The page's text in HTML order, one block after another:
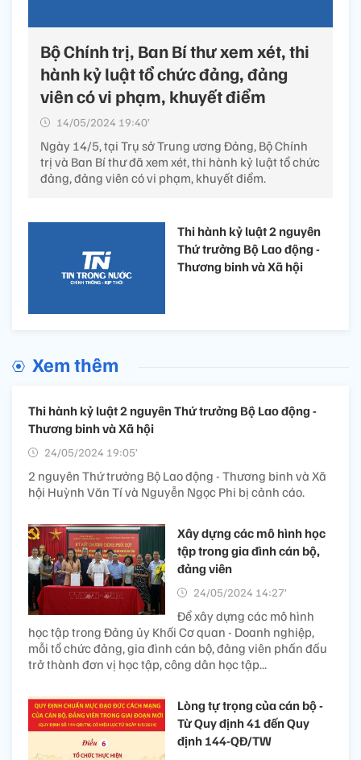
Bộ Chính trị, Ban Bí thư xem xét, thi
hành kỷ luật tổ chức đảng, đảng
viên có vi phạm, khuyết điểm
14/05/2024 19:40’
Ngày 14/5, tại Trụ sở Trung ương Đảng, Bộ Chính
trị và Ban Bí thư đã xem xét, thi hành kỷ luật tổ chức
đảng, đảng viên có vi phạm, khuyết điểm.
Thi hành kỷ luật 2 nguyên
Thứ trưởng Bộ Lao động -
Thương binh và Xã hội
Xem thêm
Thi hành kỷ luật 2 nguyên Thứ trưởng Bộ Lao động -
Thương binh và Xã hội
24/05/2024 19:05’
2 nguyên Thứ trưởng Bộ Lao động - Thương binh và Xã
hội Huỳnh Văn Tí và Nguyễn Ngọc Phi bị cảnh cáo.
Xây dựng các mô hình học
tập trong gia đình cán bộ,
đảng viên
24/05/2024 14:27’
Để xây dựng các mô hình
học tập trong Đảng ủy Khối Cơ quan - Doanh nghiệp,
mỗi tổ chức đảng, gia đình cán bộ, đảng viên phấn đấu
trở thành đơn vị học tập, công dân học tập...
Lòng tự trọng của cán bộ -
Từ Quy định 41 đến Quy
định 144-QĐ/TW